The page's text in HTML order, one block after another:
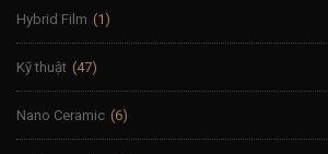
Hybrid Film (1)
Kỹ thuật (47)
Nano Ceramic (6)